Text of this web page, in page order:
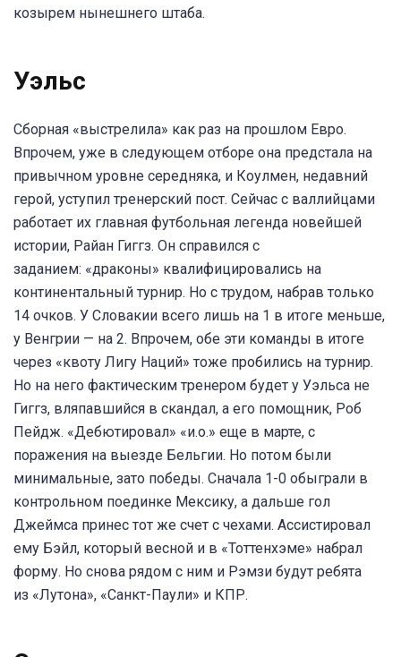
козырем нынешнего штаба.
Уэльс
Сборная «выстрелила» как раз на прошлом Евро.
Впрочем, уже в следующем отборе она предстала на
привычном уровне середняка, и Коулмен, недавний
герой, уступил тренерский пост. Сейчас с валлийцами
работает их главная футбольная легенда новейшей
истории, Райан Гиггз. Он справился с
заданием: «драконы» квалифицировались на
континентальный турнир. Но с трудом, набрав только
14 очков. У Словакии всего лишь на 1 в итоге меньше,
у Венгрии — на 2. Впрочем, обе эти команды в итоге
через «квоту Лигу Наций» тоже пробились на турнир.
Но на него фактическим тренером будет у Уэльса не
Гиггз, вляпавшийся в скандал, а его помощник, Роб
Пейдж. «Дебютировал» «и.о.» еще в марте, с
поражения на выезде Бельгии. Но потом были
минимальные, зато победы. Сначала 1-0 обыграли в
контрольном поединке Мексику, а дальше гол
Джеймса принес тот же счет с чехами. Ассистировал
ему Бэйл, который весной и в «Тоттенхэме» набрал
форму. Но снова рядом с ним и Рэмзи будут ребята
из «Лутона», «Санкт-Паули» и КПР.